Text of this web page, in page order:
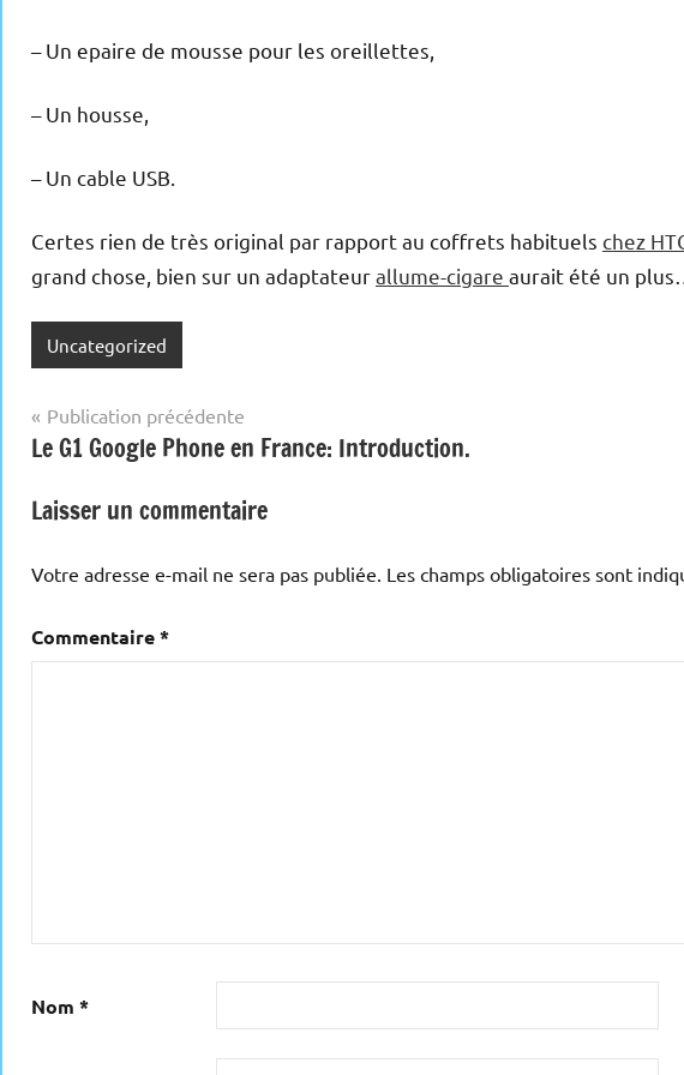
– Un epaire de mousse pour les oreillettes,
– Un housse,
– Un cable USB.
Certes rien de très original par rapport au coffrets habituels chez
grand chose, bien sur un adaptateurallume-cigare aurait été un plus…
Uncategorized
Navigation
de
l’article
Publication précédente
Le G1 Google Phone en France: Introduction.
Laisser un commentaire
Votre adresse e-mail ne sera pas publiée. Les champs obligatoires sont
Commentaire*
Nom *